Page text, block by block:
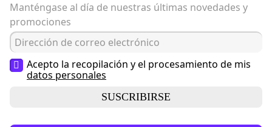
Manténgase al día de nuestras últimas novedades y
promociones
Acepto la recopilación y el procesamiento de mis
datos personales
SUSCRIBIRSE